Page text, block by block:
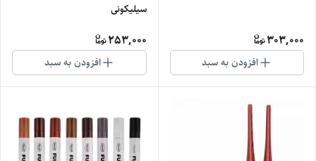
303,000
افزودن به سبد
سیلیکونی
253,000
افزودن به سبد